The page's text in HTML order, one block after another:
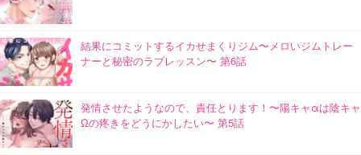
結果にコミットするイカせまくりジム〜メロいジムトレー
ナーと秘密のラブレッスン〜 第6話
発情させたようなので、責任とります！〜陽キャαは陰キャ
Ωの疼きをどうにかしたい〜 第5話